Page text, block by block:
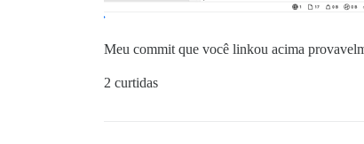
Meu commit que você linkou acima
2 curtidas